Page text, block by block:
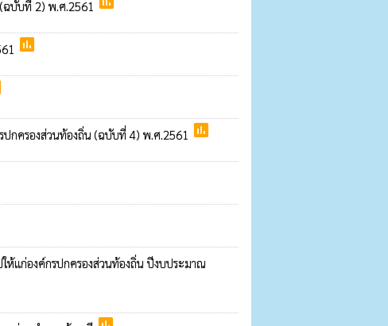
(ฉบับที่ 2) พ.ศ.2561
poll
กรปกครองส่วนท้องถิ่น (ฉบับที่ 4) พ.ศ.2561 poll
ให้แก่องค์กรปกครองส่วนท้องถิ่น ปีงบประมาณ